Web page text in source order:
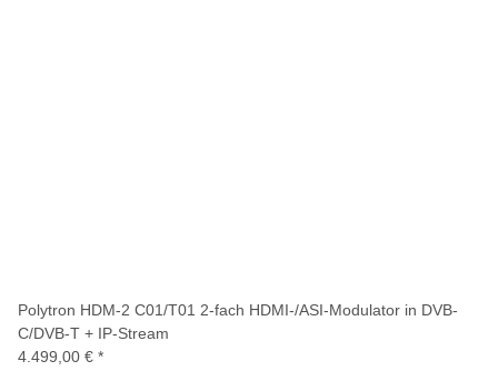
Polytron HDM-2 C01/T01 2-fach HDMI-/ASI-Modulator in DVB-
C/DVB-T + IP-Stream
4.499,00 € *